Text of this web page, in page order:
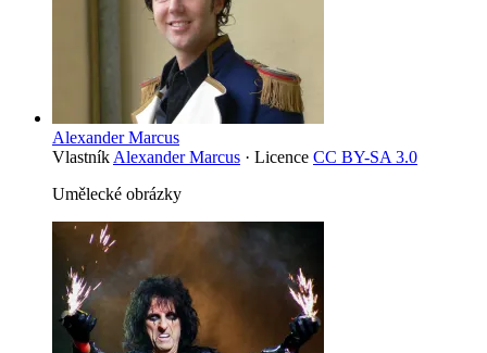
Alexander Marcus
Vlastník Alexander Marcus · Licence CC BY-SA 3.0
Umělecké obrázky